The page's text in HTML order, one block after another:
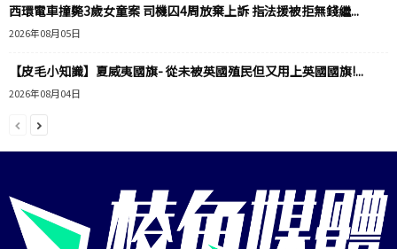
西環電車撞斃3歲女童案 司機囚4周放棄上訴 指法援被拒無錢繼...
2026年08月05日
【皮毛小知識】夏威夷國旗- 從未被英國殖民但又用上英國國旗!...
2026年08月04日